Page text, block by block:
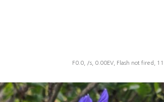
F0.0, /s, 0.00EV, Flash not fired,